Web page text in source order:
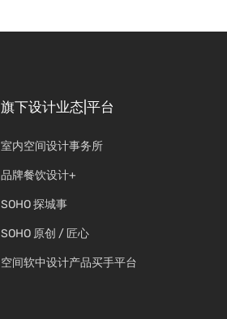
旗下设计业态|平台
室内空间设计事务所
品牌餐饮设计+
SOHO 探城事
SOHO 原创 / 匠心
空间软中设计产品买手平台